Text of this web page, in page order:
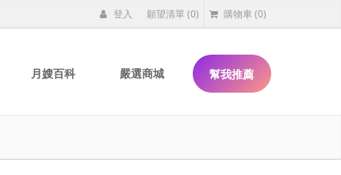
登入 願望清單(0) 購物車 (0)
月嫂百科 嚴選商城 幫我推薦